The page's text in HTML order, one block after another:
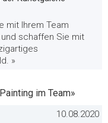
mit Ihrem Team
schaffen Sie mit
»
im Team»
10.08.2020